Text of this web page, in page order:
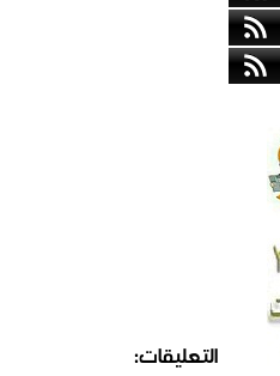
التعليقات: